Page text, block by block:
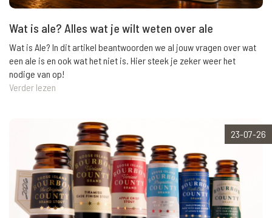
Wat is ale? Alles wat je wilt weten over ale
Wat is Ale? In dit artikel beantwoorden we al jouw vragen over wat
een ale is en ook wat het niet is. Hier steek je zeker weer het
nodige van op!
Verder lezen
23-07-26